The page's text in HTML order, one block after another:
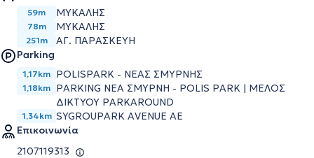
59m ΜΥΚΑΛΗΣ
78m ΜΥΚΑΛΗΣ
251m
ΑΓ. ΠΑΡΑΣΚΕΥΗ
Parking
1,17km POLISPARK - ΝΕΑΣ ΣΜΥΡΝΗΣ
1,18km PARKING ΝΕΑ ΣΜΥΡΝΗ - POLIS PARK | ΜΕΛΟΣ
ΔΙΚΤΥΟΥ PARKAROUND
1,34km SYGROUPARK AVENUE AE
Επικοινωνία
2107119313